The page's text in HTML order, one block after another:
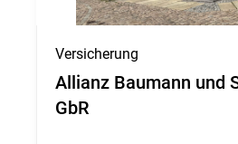
Versicherung
Allianz Baumann und
GbR